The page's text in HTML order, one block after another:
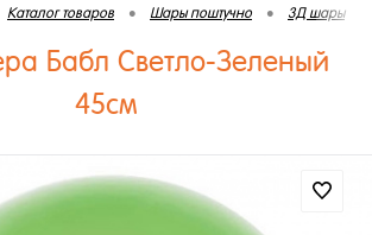
Каталог товаров • Шары поштучно • 3Д шары
Бабл Светло-Зеленый
45см